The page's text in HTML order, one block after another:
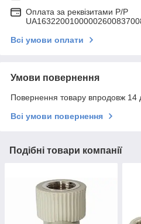
Оплата за реквізитами P/Р
Всі умови оплати
Умови повернення
Повернення товару впродовж 14
Всі умови повернення
Подібні товари компанії